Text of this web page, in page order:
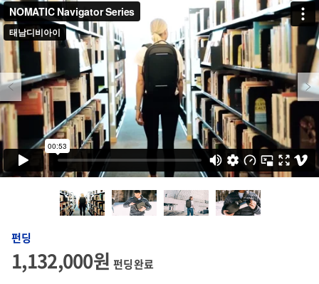
Previous Next
펀딩
1,132,000원펀딩 완료